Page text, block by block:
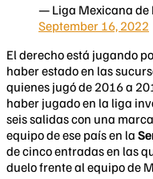
— Liga Mexicana de
September 16, 2022
El derecho está jugando
haber estado en las
quienes jugó de 2016 a
haber jugado en la liga
seis salidas con una
equipo de ese país en la
de cinco entradas en las
duelo frente al equipo de